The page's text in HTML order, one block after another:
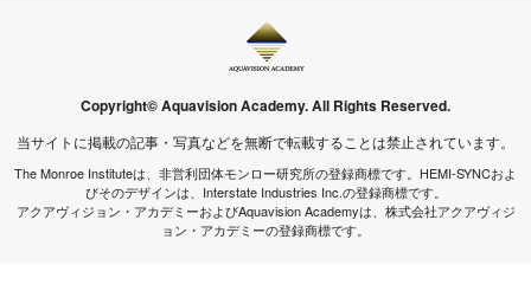
Copyright© Aquavision Academy. All Rights Reserved.
当サイトに掲載の記事・写真などを無断で転載することは禁止されています。
The Monroe Instituteは、非営利団体モンロー研究所の登録商標です。HEMI-SYNCおよ
びそのデザインは、Interstate Industries Inc.の登録商標です。
アクアヴィジョン・アカデミーおよびAquavision Academyは、株式会社アクアヴィジ
ョン・アカデミーの登録商標です。